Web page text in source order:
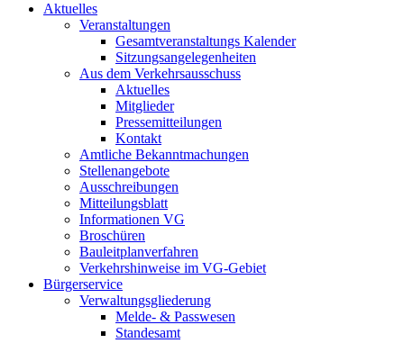
Aktuelles
Veranstaltungen
Gesamtveranstaltungs Kalender
Sitzungsangelegenheiten
Aus dem Verkehrsausschuss
Aktuelles
Mitglieder
Pressemitteilungen
Kontakt
Amtliche Bekanntmachungen
Stellenangebote
Ausschreibungen
Mitteilungsblatt
Informationen VG
Broschüren
Bauleitplanverfahren
Verkehrshinweise im VG-Gebiet
Bürgerservice
Verwaltungsgliederung
Melde- & Passwesen
Standesamt